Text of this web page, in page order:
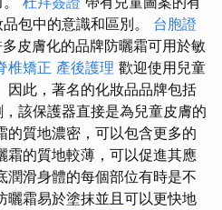
包中的意識和區別。 台胞證
皮膚化的品牌防曬霜可用於敏
椎矯正 產後護理 歡迎使用兒童
因此，著名的化妝品品牌包括
該保護器直接是為兒童皮膚的
的質地濃密，可以包含更多的
霜的質地較薄，可以促進其應
潤滑身體的每個部位有時是不
曬霜易於塗抹並且可以更快地